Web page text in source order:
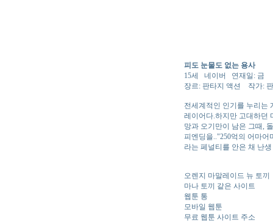
피도 눈물도 없는 용사
15세 네이버 연재일: 금
장르: 판타지 액션 작가:
전세계적인 인기를 누리는
레이어다.하지만 고대하던
망과 오기만이 남은 그때,
피엔딩을.."250억의 어마
라는 페널티를 안은 채 난
오렌지 마말레이드 뉴 토끼
마나 토끼 같은 사이트
웹툰 통
모바일 웹툰
무료 웹툰 사이트 주소